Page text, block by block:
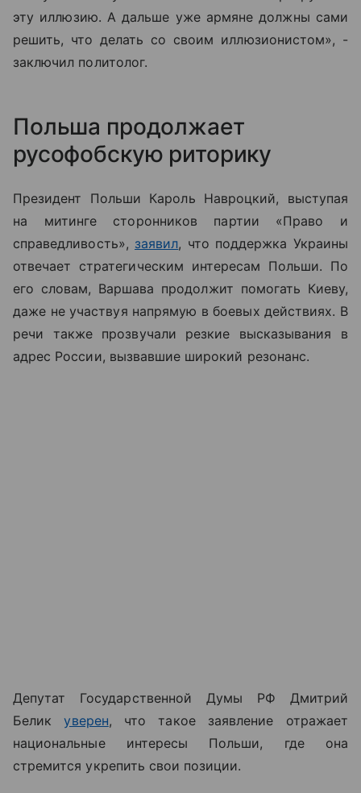
эту иллюзию. А дальше уже армяне должны сами
решить, что делать со своим иллюзионистом», -
заключил политолог.
Польша продолжает
русофобскую риторику
Президент Польши Кароль Навроцкий, выступая
на митинге сторонников партии «Право и
справедливость», заявил, что поддержка Украины
отвечает стратегическим интересам Польши. По
его словам, Варшава продолжит помогать Киеву,
даже не участвуя напрямую в боевых действиях. В
речи также прозвучали резкие высказывания в
адрес России, вызвавшие широкий резонанс.
Депутат Государственной Думы РФ Дмитрий
Беликуверен, что такое заявление отражает
национальные интересы Польши, где она
стремится укрепить свои позиции.